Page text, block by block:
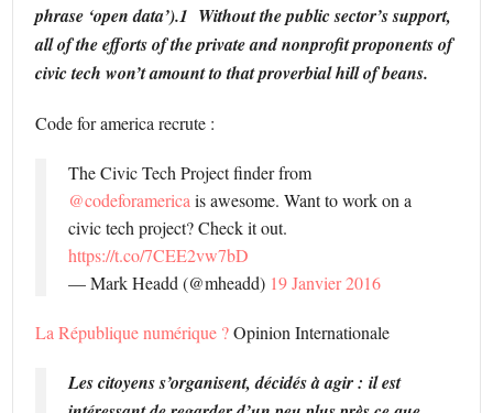
phrase ‘open data’).1 Without the public sector’s support,
all of the efforts of the private and nonprofit proponents of
civic tech won’t amount to that proverbial hill of beans.
Code for america recrute :
The Civic Tech Project finder from
@codeforamerica is awesome. Want to work on a
civic tech project? Check it out.
https://t.co/7CEE2vw7bD
— Mark Headd (@mheadd) 19 Janvier 2016
La République numérique ?Opinion Internationale
Les citoyens s’organisent, décidés à agir : il est